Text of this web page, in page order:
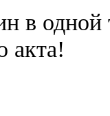
в одной
акта!